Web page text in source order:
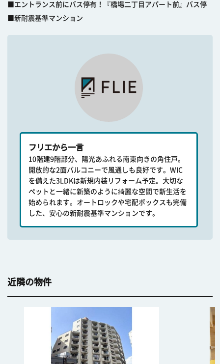
■エントランス前にバス停有！『橋場二丁目アパート前』バス停
■新耐震基準マンション
フリエから一言
10階建9階部分、陽光あふれる南東向きの角住戸。
開放的な2面バルコニーで風通しも良好です。WIC
を備えた3LDKは新規内装リフォーム予定。大切な
ペットと一緒に新築のように綺麗な空間で新生活を
始められます。オートロックや宅配ボックスも完備
した、安心の新耐震基準マンションです。
近隣の物件